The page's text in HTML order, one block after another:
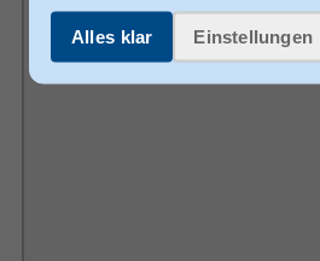
Gerätetyp Gamepad
Anzahl der Joysticks
Alles klar Einstellungen